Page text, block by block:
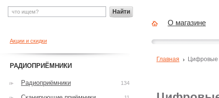
Главная Цифровые
Акции и скидки
РАДИОПРИЁМНИКИ
Радиоприёмники 134
Найти
О магазине